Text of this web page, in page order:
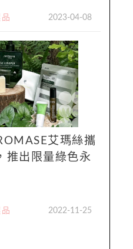
2023-04-08
艾瑪絲攜
推出限量綠色永
2022-11-25